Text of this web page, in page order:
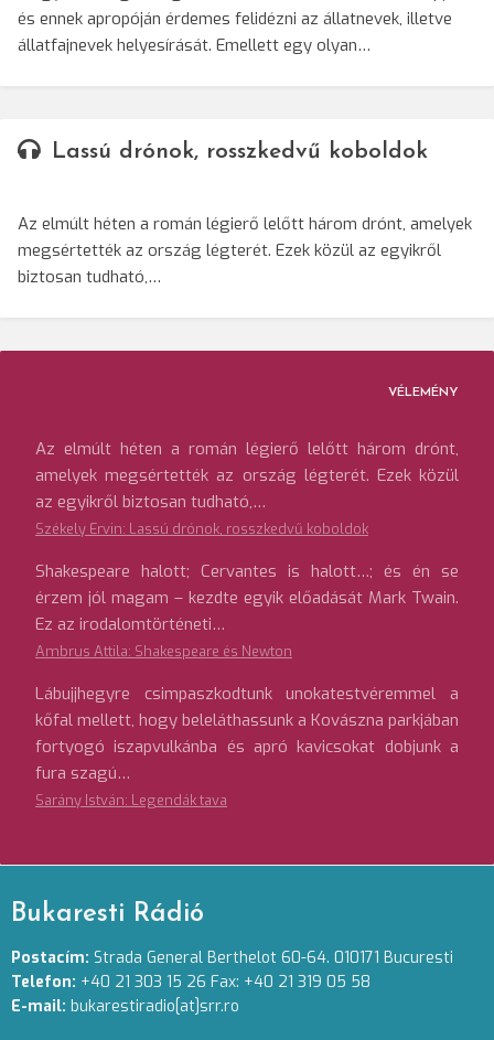
és ennek apropóján érdemes felidézni az állatnevek, illetve
állatfajnevek helyesírását. Emellett egy olyan…
Lassú drónok, rosszkedvű koboldok
Az elmúlt héten a román légierő lelőtt három drónt, amelyek
megsértették az ország légterét. Ezek közül az egyikről
biztosan tudható,…
VÉLEMÉNY
Az elmúlt héten a román légierő lelőtt három drónt,
amelyek megsértették az ország légterét. Ezek közül
az egyikről biztosan tudható,…
Székely Ervin: Lassú drónok, rosszkedvű koboldok
Shakespeare halott; Cervantes is halott…; és én se
érzem jól magam – kezdte egyik előadását Mark Twain.
Ez az irodalomtörténeti…
Ambrus Attila: Shakespeare és Newton
Lábujjhegyre csimpaszkodtunk unokatestvéremmel a
kőfal mellett, hogy beleláthassunk a Kovászna parkjában
fortyogó iszapvulkánba és apró kavicsokat dobjunk a
fura szagú…
Sarány István: Legendák tava
Bukaresti Rádió
Postacím: Strada General Berthelot 60-64. 010171 Bucuresti
Telefon: +40 21 303 15 26 Fax: +40 21 319 05 58
E-mail: bukarestiradio[at]srr.ro